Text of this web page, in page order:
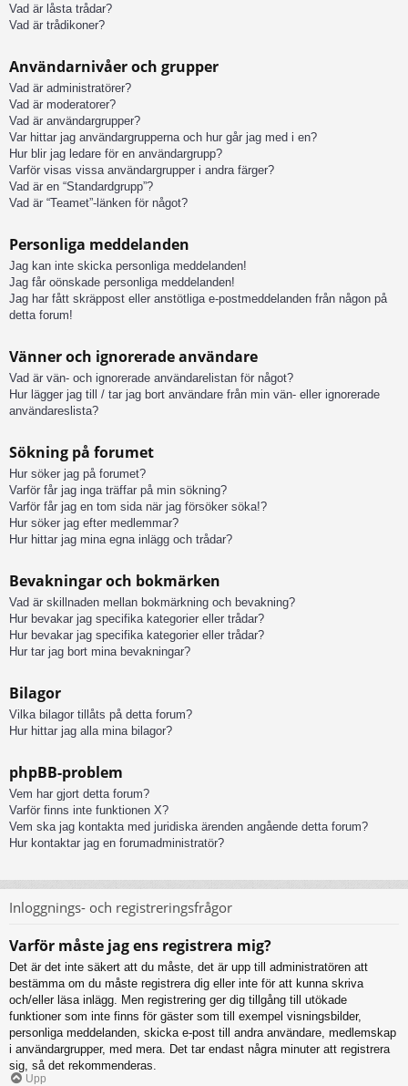
Vad är låsta trådar?
Vad är trådikoner?
Användarnivåer och grupper
Vad är administratörer?
Vad är moderatorer?
Vad är användargrupper?
Var hittar jag användargrupperna och hur går jag med i en?
Hur blir jag ledare för en användargrupp?
Varför visas vissa användargrupper i andra färger?
Vad är en “Standardgrupp”?
Vad är “Teamet”-länken för något?
Personliga meddelanden
Jag kan inte skicka personliga meddelanden!
Jag får oönskade personliga meddelanden!
Jag har fått skräppost eller anstötliga e-postmeddelanden från någon på
detta forum!
Vänner och ignorerade användare
Vad är vän- och ignorerade användarelistan för något?
Hur lägger jag till / tar jag bort användare från min vän- eller ignorerade
användareslista?
Sökning på forumet
Hur söker jag på forumet?
Varför får jag inga träffar på min sökning?
Varför får jag en tom sida när jag försöker söka!?
Hur söker jag efter medlemmar?
Hur hittar jag mina egna inlägg och trådar?
Bevakningar och bokmärken
Vad är skillnaden mellan bokmärkning och bevakning?
Hur bevakar jag specifika kategorier eller trådar?
Hur bevakar jag specifika kategorier eller trådar?
Hur tar jag bort mina bevakningar?
Bilagor
Vilka bilagor tillåts på detta forum?
Hur hittar jag alla mina bilagor?
phpBB-problem
Vem har gjort detta forum?
Varför finns inte funktionen X?
Vem ska jag kontakta med juridiska ärenden angående detta forum?
Hur kontaktar jag en forumadministratör?
Inloggnings- och registreringsfrågor
Varför måste jag ens registrera mig?
Det är det inte säkert att du måste, det är upp till administratören att
bestämma om du måste registrera dig eller inte för att kunna skriva
och/eller läsa inlägg. Men registrering ger dig tillgång till utökade
funktioner som inte finns för gäster som till exempel visningsbilder,
personliga meddelanden, skicka e-post till andra användare, medlemskap
i användargrupper, med mera. Det tar endast några minuter att registrera
sig, så det rekommenderas.
Upp